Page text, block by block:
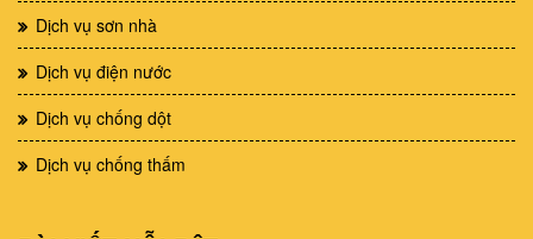
Dịch vụ sơn nhà
Dịch vụ điện nước
Dịch vụ chống dột
Dịch vụ chống thấm